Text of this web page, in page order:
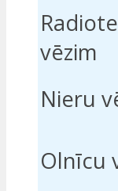
vēzim
Nieru
Olnīcu